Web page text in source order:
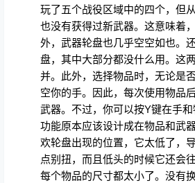
空你的手。因此，每次使用物品
武器。不过，你可以按Y键在手
功能原本应该设计成在物品和武
欢轮盘出现的位置，它太低了，
点别扭，而且低头的时候它还会
每个物品的尺寸都太小了。没有
等枪打空子弹再去拉动弹匣，但
左轮手枪和霰弹枪的弹匣容量特
待，而是必须不停地拉动弹匣，
域，尤其是陷阱房间里，非常麻
陷阱房间，那个笨拙的物品栏和